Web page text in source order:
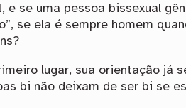
e se uma pessoa bissexual
se ela é sempre homem
lugar, sua orientação já
bi não deixam de ser bi se